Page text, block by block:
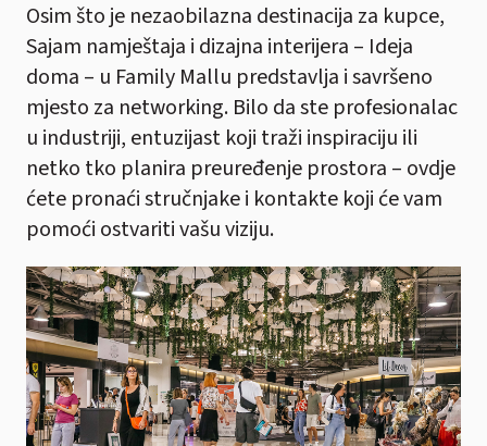
Osim što je nezaobilazna destinacija za kupce,
Sajam namještaja i dizajna interijera – Ideja
doma – u Family Mallu predstavlja i savršeno
mjesto za networking. Bilo da ste profesionalac
u industriji, entuzijast koji traži inspiraciju ili
netko tko planira preuređenje prostora – ovdje
ćete pronaći stručnjake i kontakte koji će vam
pomoći ostvariti vašu viziju.